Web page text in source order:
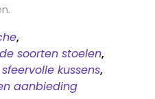
,
soorten stoelen,
sfeervolle kussens,
aanbieding